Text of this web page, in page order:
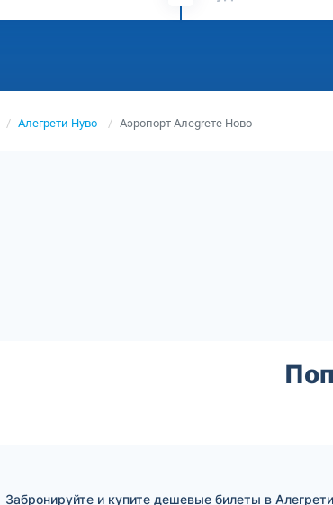
Алегрети Нуво Аэропорт Алеgreте Ново
Забронируйте и купите дешевые билеты в